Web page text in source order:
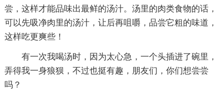
尝，这样才能品味出最鲜的汤汁。汤里的肉类食物的话，
可以先吸净肉里的汤汁，让后再咀嚼，品尝它粗的味道，
这样吃更爽些！
有一次我喝汤时，因为太心急，一个头插进了碗里，
弄得我一身狼狈，不过也挺有趣，朋友们，你们想尝尝
吗？